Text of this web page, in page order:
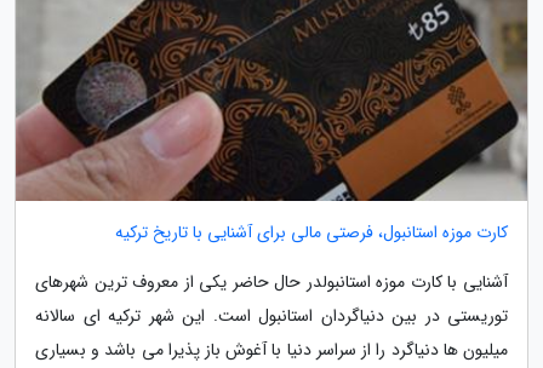
کارت موزه استانبول، فرصتی مالی برای آشنایی با تاریخ ترکیه
آشنایی با کارت موزه استانبولدر حال حاضر یکی از معروف ترین شهرهای
توریستی در بین دنیاگردان استانبول است. این شهر ترکیه ای سالانه
میلیون ها دنیاگرد را از سراسر دنیا با آغوش باز پذیرا می باشد و بسیاری